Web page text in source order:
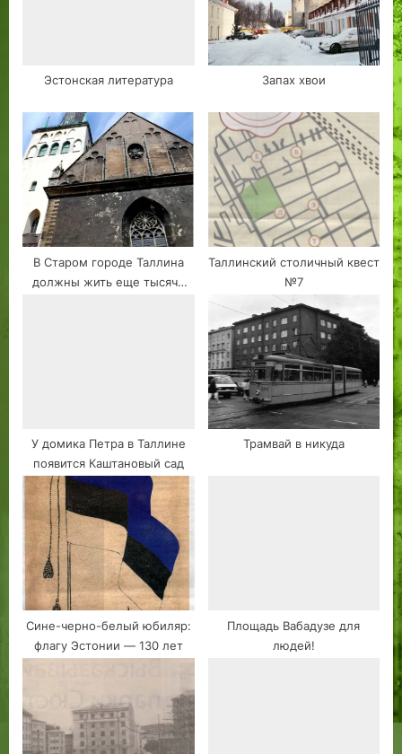
Эстонская литература Запах хвои
В Старом городе Таллина
должны жить еще тысячи
Таллинский столичный квест
№7
У домика Петра в Таллине
появится Каштановый сад
Трамвай в никуда
Сине-черно-белый юбиляр:
флагу Эстонии — 130 лет
Площадь Вабадузе для
людей!